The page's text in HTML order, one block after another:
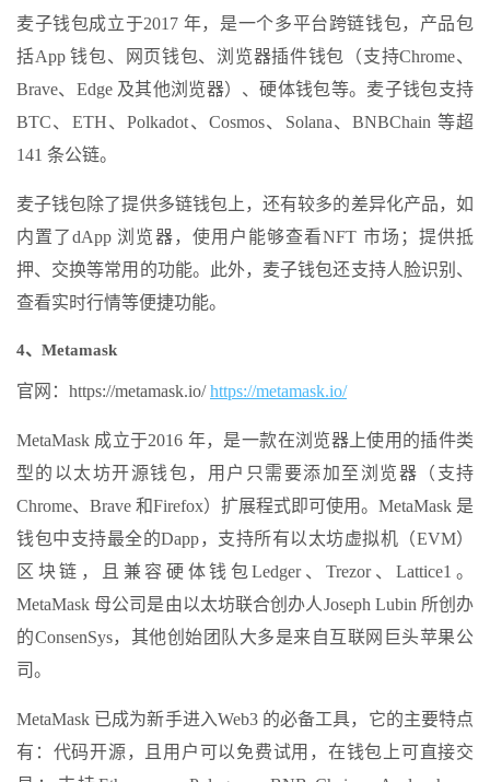
麦子钱包成立于2017 年，是一个多平台跨链钱包，产品包
括App 钱包、网页钱包、浏览器插件钱包（支持Chrome、
Brave、Edge 及其他浏览器）、硬体钱包等。麦子钱包支持
BTC、ETH、Polkadot、Cosmos、Solana、BNBChain 等超
141 条公链。
麦子钱包除了提供多链钱包上，还有较多的差异化产品，如
内置了dApp 浏览器，使用户能够查看NFT 市场；提供抵
押、交换等常用的功能。此外，麦子钱包还支持人脸识别、
查看实时行情等便捷功能。
4、Metamask
官网：https://metamask.io/https://metamask.io/
MetaMask 成立于2016 年，是一款在浏览器上使用的插件类
型的以太坊开源钱包，用户只需要添加至浏览器（支持
Chrome、Brave 和Firefox）扩展程式即可使用。MetaMask 是
钱包中支持最全的Dapp，支持所有以太坊虚拟机（EVM）
区块链，且兼容硬体钱包Ledger、Trezor、Lattice1。
MetaMask 母公司是由以太坊联合创办人Joseph Lubin 所创办
的ConsenSys，其他创始团队大多是来自互联网巨头苹果公
司。
MetaMask 已成为新手进入Web3 的必备工具，它的主要特点
有：代码开源，且用户可以免费试用，在钱包上可直接交